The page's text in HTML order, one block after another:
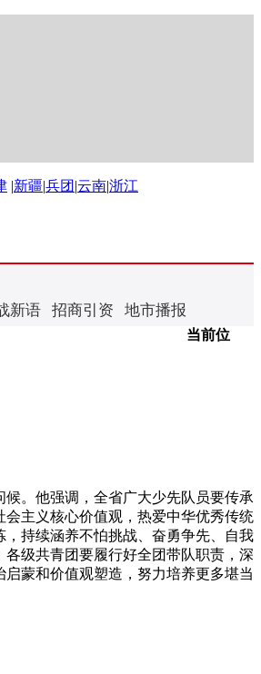
|新疆|兵团 |云南|浙江
新语 招商引资 地市播报
当前位
。他强调，全省广大少先队员要传承
主义核心价值观，热爱中华优秀传统
持续涵养不怕挑战、奋勇争先、自我
级共青团要履行好全团带队职责，深
蒙和价值观塑造，努力培养更多堪当